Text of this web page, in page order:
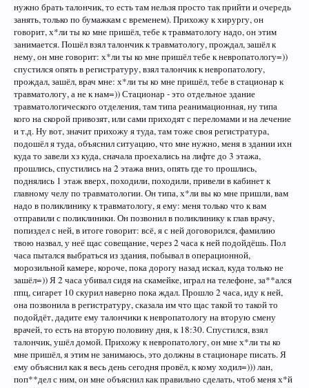
нужно брать талончик, то есть там нельзя просто так прийти и очередь
занять, только по бумажкам с временем). Прихожу к хирургу, он
говорит, х*ли ты ко мне пришёл, тебе к травматологу надо, он этим
занимается. Пошёл взял талончик к травматологу, прождал, зашёл к
нему, он мне говорит: х*ли ты ко мне пришёл тебе к невропатологу=))
спустился опять в регистратуру, взял талончик к невропатологу,
прождал, зашёл, врач мне: х*ли ты ко мне пришёл, тебе в стационар к
травматологу, а не к нам=)) Стационар - это отдельное здание
травматологического отделения, там типа реанимационная, ну типа
кого на скорой привозят, или сами приходят с переломами и на лечение
и т.д. Ну вот, значит прихожу я туда, там тоже своя регистратура,
подошёл я туда, объяснил ситуацию, что мне нужно, меня в здании ихн
куда то завели хз куда, сначала проехались на лифте до 3 этажа,
прошлись, спустились на 2 этажа вниз, опять где то прошлись,
поднялись 1 этаж вверх, походили, походили, привели в кабинет к
главному челу по травматологии. Он типа, х*ли вы ко мне пришли, вам
надо в поликлинику к травматологу, я ему: меня только что к вам
отправили с поликлиники. Он позвонил в поликлинику к глав врачу,
попиздел с ней, в итоге говорит: всё, я с ней договорился, фамилию
твою назвал, у неё щас совещание, через 2 часа к ней подойдёшь. Пол
часа пытался выбраться из здания, побывал в операционной,
морозильной камере, короче, пока дорогу назад искал, куда только не
зашёл=)) Я 2 часа убивал сидя на скамейке, играл на телефоне, за**ался
ппц, сигарет 10 скурил наверно пока ждал. Прошло 2 часа, иду к ней,
она позвонила в регистратуру, сказала им что щас такой то такой то
подойдёт, дадите ему талончики к невропатологу на вторую смену
врачей, то есть на вторую половину дня, к 18:30. Спустился, взял
талончик, ушёл домой. Прихожу к невропатологу, он мне х*ли ты ко
мне пришёл, я этим не занимаюсь, это должны в стационаре писать. Я
ему объяснил как я весь день сегодня провёл, к кому ходил=))) лан,
поп**дел с ним, он мне объяснил как правильно сделать, чтоб меня х*й